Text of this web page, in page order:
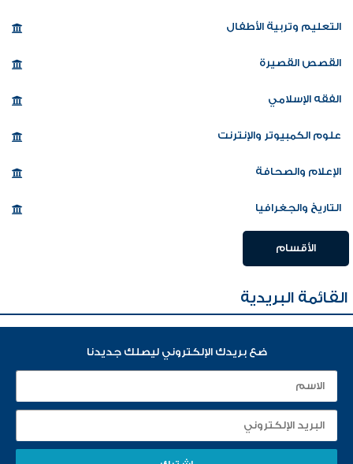
التعليم وتربية الأطفال
القصص القصيرة
الفقه الإسلامي
علوم الكمبيوتر والإنترنت
الإعلام والصحافة
التاريخ والجغرافيا
الأقسام
القائمة البريدية
ضع بريدك الإلكتروني ليصلك جديدنا